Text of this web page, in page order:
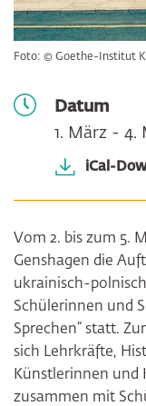
Foto: © Goethe-Institut
Datum
1. März - 4.
iCal-
Vom 2. bis zum 5.
Genshagen die
ukrainisch-
Schülerinnen und
Sprechen“ statt.
sich Lehrkräfte,
Künstlerinnen und
zusammen mit